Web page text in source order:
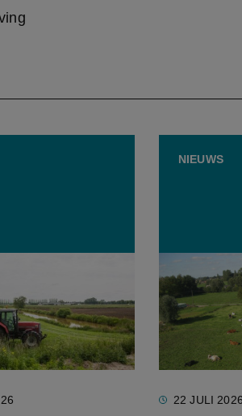
bevat
Vlaamse
in 2020-2023
NIEUWS
uitvoering
22 JULI 2026